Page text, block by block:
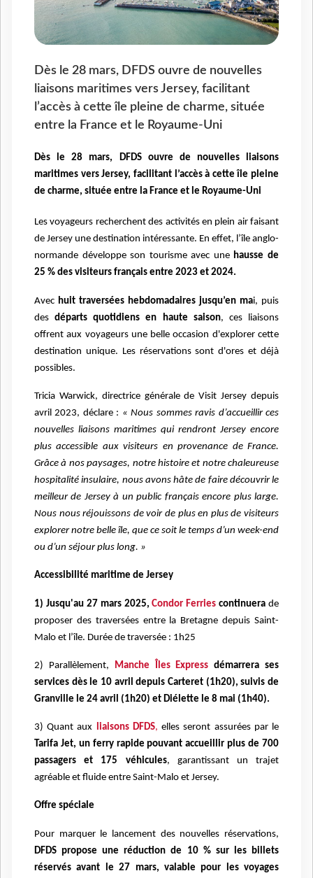
Dès le 28 mars, DFDS ouvre de nouvelles
liaisons maritimes vers Jersey, facilitant
l’accès à cette île pleine de charme, située
entre la France et le Royaume-Uni
Dès le 28 mars, DFDS ouvre de nouvelles liaisons
maritimes vers Jersey, facilitant l’accès à cette île pleine
de charme, située entre la France et le Royaume-Uni
Les voyageurs recherchent des activités en plein air faisant
de Jersey une destination intéressante. En effet, l’île anglo-
normande développe son tourisme avec une hausse de
25 % des visiteurs français entre 2023 et 2024.
Avec huit traversées hebdomadaires jusqu’en mai, puis
desdéparts quotidiens en haute saison, ces liaisons
offrent aux voyageurs une belle occasion d'explorer cette
destination unique. Les réservations sont d'ores et déjà
possibles.
Tricia Warwick, directrice générale de Visit Jersey depuis
avril 2023, déclare : « Nous sommes ravis d’accueillir ces
nouvelles liaisons maritimes qui rendront Jersey encore
plus accessible aux visiteurs en provenance de France.
Grâce à nos paysages, notre histoire et notre chaleureuse
hospitalité insulaire, nous avons hâte de faire découvrir le
meilleur de Jersey à un public français encore plus large.
Nous nous réjouissons de voir de plus en plus de visiteurs
explorer notre belle île, que ce soit le temps d’un week-end
ou d’un séjour plus long. »
Accessibilité maritime de Jersey
1) Jusqu'au 27 mars 2025,Condor Ferries continuera de
proposer des traversées entre la Bretagne depuis Saint-
Malo et l’île. Durée de traversée : 1h25
2) Parallèlement, Manche Îles Express démarrera ses
services dès le 10 avril depuis Carteret (1h20), suivis de
Granville le 24 avril (1h20) et Diélette le 8 mai (1h40).
3) Quant aux liaisons DFDS, elles seront assurées par le
Tarifa Jet, un ferry rapide pouvant accueillir plus de 700
passagers et 175 véhicules, garantissant un trajet
agréable et fluide entre Saint-Malo et Jersey.
Offre spéciale
Pour marquer le lancement des nouvelles réservations,
DFDS propose une réduction de 10 % sur les billets
réservés avant le 27 mars, valable pour les voyages